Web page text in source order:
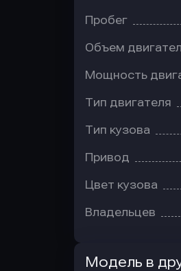
Пробег
Объем
Мощность
Тип двигателя
Тип кузова
Привод
Цвет кузова
Владельцев
Модель в